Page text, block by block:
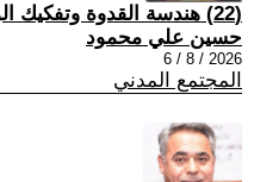
(22) هندسة القدوة وتفكيك الوعي الأخلاقي
حسين علي محمود
2026 / 8 / 6
المجتمع المدني